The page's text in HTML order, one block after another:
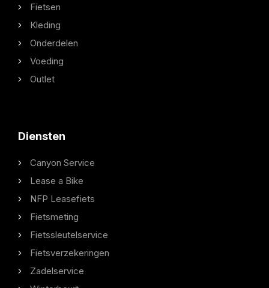
Fietsen
Kleding
Onderdelen
Voeding
Outlet
Diensten
Canyon Service
Lease a Bike
NFP Leasefiets
Fietsmeting
Fietssleutelservice
Fietsverzekeringen
Zadelservice